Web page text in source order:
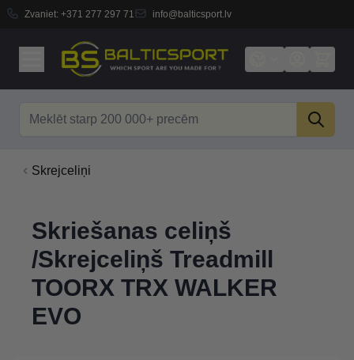
Zvaniet: +371 277 297 71 info@balticsport.lv
Skrejceliņi
Skriešanas celiņš
/Skrejceliņš Treadmill
TOORX TRX WALKER
EVO